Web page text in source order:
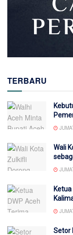
TERBARU
Wali
Ketua
Setor